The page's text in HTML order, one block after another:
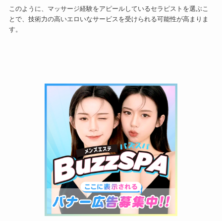
このように、マッサージ経験をアピールしているセラピストを選ぶこ
とで、技術力の高いエロいなサービスを受けられる可能性が高まりま
す。